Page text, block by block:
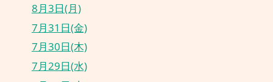
8月3日(月)
7月31日(金)
7月30日(木)
7月29日(水)